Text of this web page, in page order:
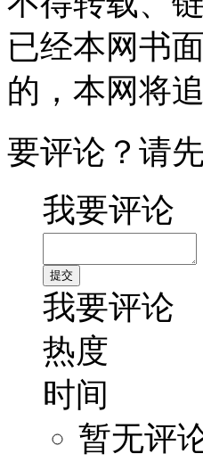
已经本网书
的，本网将
要评论？请先
我要评论
我要评论
热度
时间
暂无评